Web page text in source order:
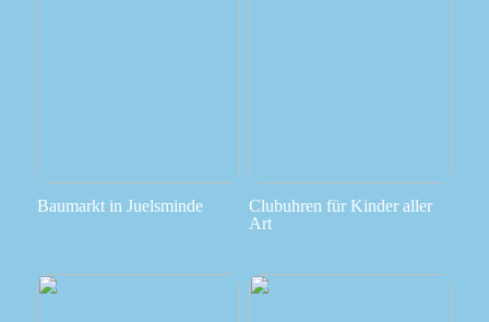
Baumarkt in Juelsminde
Clubuhren für Kinder aller
Art